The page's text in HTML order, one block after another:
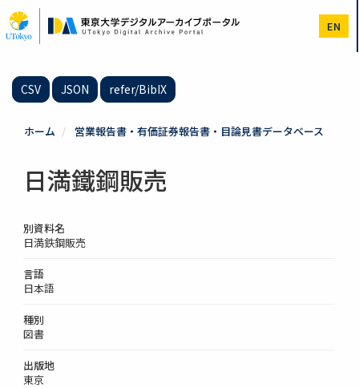
イ
ン
EN
CSV JSON refer/BibIX
ホーム 営業報告書・有価証券報告書・目論見書データベース
日満鐵鋼販売
別資料名
日満鉄鋼販売
言語
日本語
種別
図書
出版地
東京